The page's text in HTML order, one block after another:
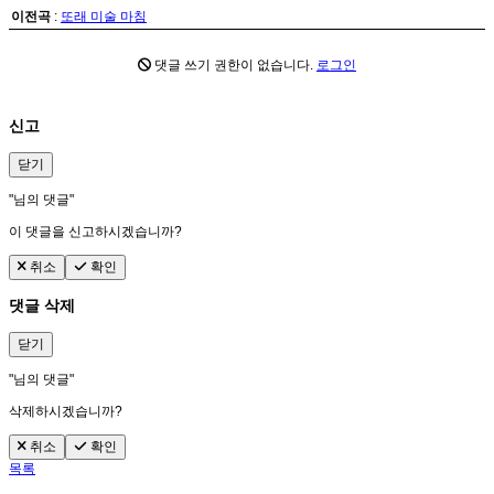
이전곡 : 또래 미술 마침
댓글 쓰기 권한이 없습니다. 로그인
신고
닫기
"님의 댓글"
이 댓글을 신고하시겠습니까?
취소 확인
댓글 삭제
닫기
"님의 댓글"
삭제하시겠습니까?
취소
확인
목록